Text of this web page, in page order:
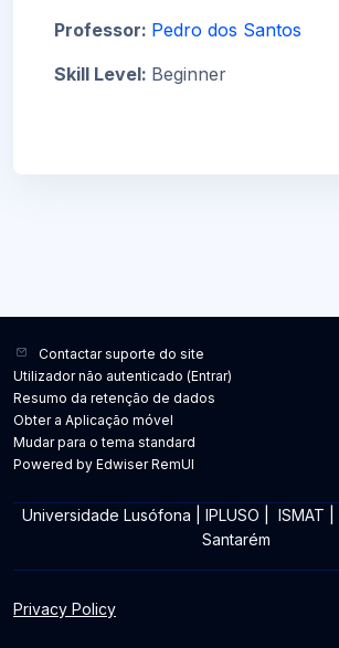
Professor: Pedro dos Santos
Skill Level: Beginner
Contactar suporte do site
Utilizador não autenticado (Entrar)
Resumo da retenção de dados
Obter a Aplicação móvel
Mudar para o tema standard
Powered by Edwiser RemUI
Universidade Lusófona IPLUSO ISMAT
Santarém
Privacy Policy